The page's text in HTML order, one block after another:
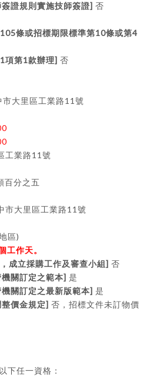
證規則實施技師簽證] 否
105條或招標期限標準第10條或第4
1項第1款辦理] 否
市大里區工業路 11號
工業路 11號
百分之五
市大里區工業路 11號
區)
工作天。
，成立採購工作及審查小組 ] 否
關訂定之範本] 是
關訂定之最新版範本] 是
價金規定] 否，招標文件未訂物價
下任一資格：